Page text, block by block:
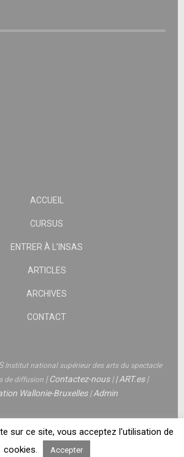
ACCUEIL
CURSUS
ENTRER À L’INSAS
ARTICLES
ARCHIVES
CONTACT
Institut national supérieur des arts du spectacle
de diffusion |Contactez-nous||ART.es|
Wallonie-Bruxelles|Admin
sur ce site, vous acceptez l'utilisation de
cookies.
Accepter